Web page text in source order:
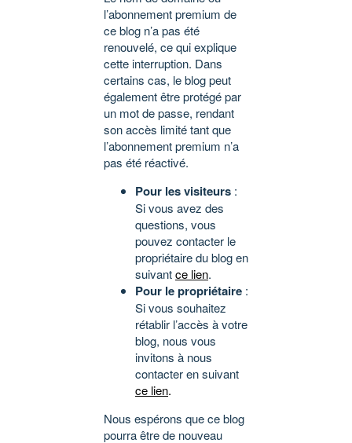
l’abonnement premium de
ce blog n’a pas été
renouvelé, ce qui explique
cette interruption. Dans
certains cas, le blog peut
également être protégé par
un mot de passe, rendant
son accès limité tant que
l’abonnement premium n’a
pas été réactivé.
Pour les visiteurs :
Si vous avez des
questions, vous
pouvez contacter le
propriétaire du blog en
suivantce lien.
Pour le propriétaire :
Si vous souhaitez
rétablir l’accès à votre
blog, nous vous
invitons à nous
contacter en suivant
ce lien.
Nous espérons que ce blog
pourra être de nouveau